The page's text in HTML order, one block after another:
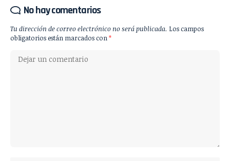
No hay comentarios
Tu dirección de correo electrónico no será publicada. Los campos
obligatorios están marcados con*